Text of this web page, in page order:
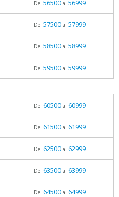
Del 56500al 56999
Del 57500al 57999
Del 58500al 58999
Del 59500al 59999
Del 60500al 60999
Del 61500al 61999
Del 62500al 62999
Del 63500al 63999
Del 64500al 64999